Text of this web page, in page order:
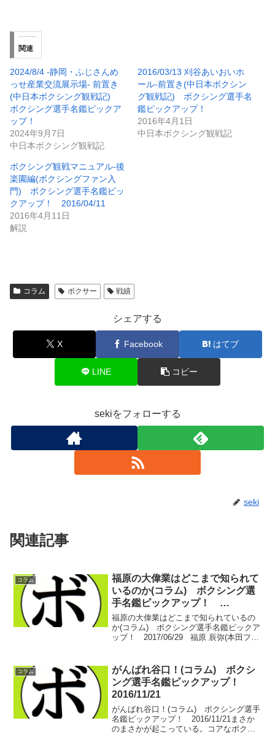
関連
2024/8/4 -静岡・ふじさんめ
っせ産業交流展示場- 前置き
(中日本ボクシング観戦記)
ボクシング選手名鑑ピックア
ップ！
2024年9月7日
中日本ボクシング観戦記
2016/03/13 刈谷あいおいホ
ール-前置き(中日本ボクシン
グ観戦記) ボクシング選手名
鑑ピックアップ！
2016年4月1日
中日本ボクシング観戦記
ボクシング観戦マニュアル-後
楽園編(ボクシングファン入
門) ボクシング選手名鑑ピッ
クアップ！ 2016/04/11
2016年4月11日
解説
コラム ボクサー 戦績
シェアする
X Facebook はてブ
LINE コピー
sekiをフォローする
seki
関連記事
コラム
福原の大偉業はどこまで知られて
いるのか(コラム) ボクシング選
手名鑑ピックアップ！
2017/06/29
福原の大偉業はどこまで知られているの
か(コラム) ボクシング選手名鑑ピックア
ップ！ 2017/06/29 福原 辰弥(本田フィ
降、もっともっと盛り上がると思って
い...
コラム
がんばれ谷口！(コラム) ボクシ
ング選手名鑑ピックアップ！
2016/11/21
がんばれ谷口！(コラム) ボクシング選手
名鑑ピックアップ！ 2016/11/21まさか
のまさかが起こっている。コアなボクシ